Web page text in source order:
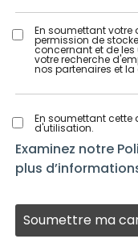
En soumettant
permission de
concernant et de
votre recherche
nos partenaires et
En soumettant
d'utilisation.
Examinez notre
plus
Les gens
à la
recherche